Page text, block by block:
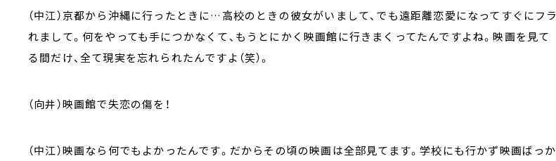
（中江）京都から沖縄に行ったときに…高校のときの彼女がいまして、でも遠距離恋愛になってすぐにフラ
れまして。何をやっても手につかなくて、もうとにかく映画館に行きまくってたんですよね。映画を見て
る間だけ、全て現実を忘れられたんですよ（笑）。
（向井）映画館で失恋の傷を！
（中江）映画なら何でもよかったんです。だからその頃の映画は全部見てます。学校にも行かず映画ばっか